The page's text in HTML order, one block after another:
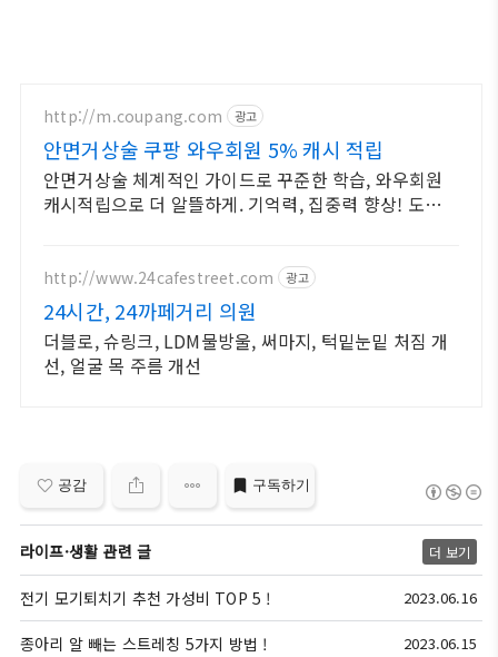
http://m.coupang.com 광고
안면거상술 쿠팡 와우회원 5% 캐시 적립
안면거상술 체계적인 가이드로 꾸준한 학습, 와우회원
캐시적립으로 더 알뜰하게. 기억력, 집중력 향상! 도서
http://www.24cafestreet.com 광고
24시간, 24까페거리 의원
더블로, 슈링크, LDM물방울, 써마지, 턱밑눈밑 처짐 개
선, 얼굴 목 주름 개선
공감 구독하기
라이프·생활 관련 글 더 보기
전기 모기퇴치기 추천 가성비 TOP 5 ! 2023.06.16
종아리 알 빼는 스트레칭 5가지 방법 ! 2023.06.15